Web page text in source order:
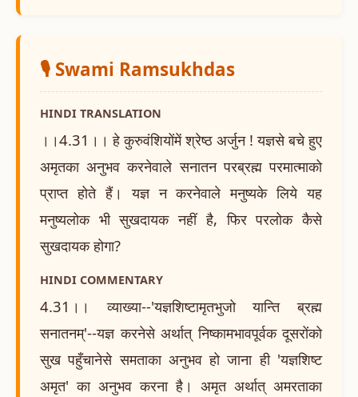
🎙️ Swami Ramsukhdas
HINDI TRANSLATION
।।4.31।। हे कुरुवंशियोंमें श्रेष्ठ अर्जुन ! यज्ञसे बचे हुए
अमृतका अनुभव करनेवाले सनातन परब्रह्म परमात्माको
प्राप्त होते हैं। यज्ञ न करनेवाले मनुष्यके लिये यह
मनुष्यलोक भी सुखदायक नहीं है, फिर परलोक कैसे
सुखदायक होगा?
HINDI COMMENTARY
4.31।। व्याख्या--'यज्ञशिष्टामृतभुजो यान्ति ब्रह्म
सनातनम्'--यज्ञ करनेसे अर्थात् निष्कामभावपूर्वक दूसरोंको
सुख पहुँचानेसे समताका अनुभव हो जाना ही 'यज्ञशिष्ट
अमृत' का अनुभव करना है। अमृत अर्थात् अमरताका